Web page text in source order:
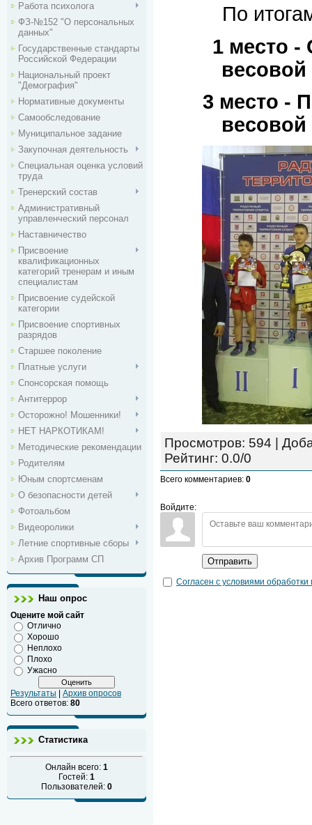
Работа психолога
ФЗ-№152 "О персональных
данных"
Государственные стандарты
Российской Федерации
Национальный проект
"Демография"
Нормативные документы
Самообследование
Муниципальное задание
Закупочная деятельность
Специальная оценка условий
труда
Тренерский состав
Административный
управленческий персонал
Наставничество
Присвоение
квалификационных
категорий тренерам и иным
специалистам
Присвоение судейской
категории
Присвоение спортивных
разрядов
Старшее поколение
Платные услуги
Спонсорская помощь
Антитеррор
Осторожно! Мошенники!
НЕТ НАРКОТИКАМ!
Методические рекомендации
Родителям
Юным спортсменам
О безопасности детей
Фотоальбом
Видеоролики
Летние спортивные сборы
Архив Программ СП
Наш опрос
Оцените мой сайт
Отлично
Хорошо
Неплохо
Плохо
Ужасно
Результаты
Архив опросов
Всего ответов: 80
Статистика
Онлайн всего: 1
Гостей: 1
Пользователей: 0
По
1 место -
весовой
3 место -
весовой
Просмотров: 594
Рейтинг: 0.0/0
Всего комментариев: 0
Войдите:
Отправить
Согласен с условиями